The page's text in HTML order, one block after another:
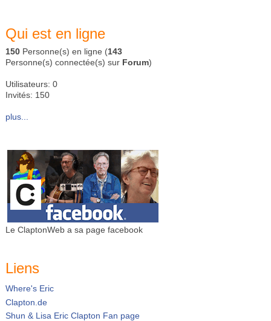
Qui est en ligne
150 Personne(s) en ligne (143
Personne(s) connectée(s) sur Forum)
Utilisateurs: 0
Invités: 150
plus...
Le ClaptonWeb a sa page facebook
Liens
Where's Eric
Clapton.de
Shun & Lisa Eric Clapton Fan page